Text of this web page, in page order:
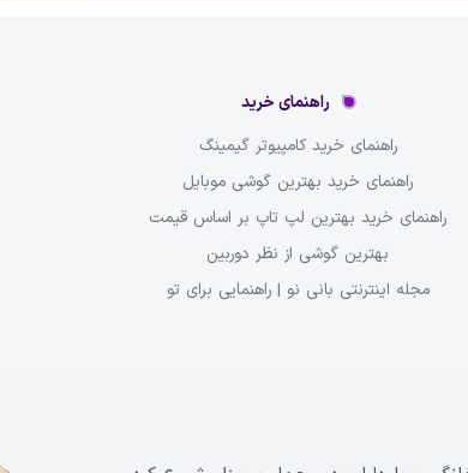
راهنمای خرید
راهنمای خرید کامپیوتر گیمینگ
راهنمای خرید بهترین گوشی موبایل
راهنمای خرید بهترین لپ تاپ بر اساس قیمت
بهترین گوشی از نظر دوربین
مجله اینترنتی بانی نو | راهنمایی برای تو